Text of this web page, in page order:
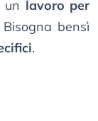
un lavoro per
bensì
.